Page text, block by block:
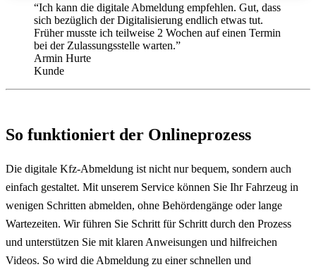
“Ich kann die digitale Abmeldung empfehlen. Gut, dass
sich bezüglich der Digitalisierung endlich etwas tut.
Früher musste ich teilweise 2 Wochen auf einen Termin
bei der Zulassungsstelle warten.”
Armin Hurte
Kunde
So funktioniert der Onlineprozess
Die digitale Kfz-Abmeldung ist nicht nur bequem, sondern auch
einfach gestaltet. Mit unserem Service können Sie Ihr Fahrzeug in
wenigen Schritten abmelden, ohne Behördengänge oder lange
Wartezeiten. Wir führen Sie Schritt für Schritt durch den Prozess
und unterstützen Sie mit klaren Anweisungen und hilfreichen
Videos. So wird die Abmeldung zu einer schnellen und